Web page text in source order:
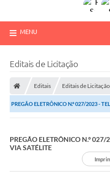
MENU
Editais de Licitação
Editais Editais de Licitação
PREGÃO ELETRÔNICO N.º 027/2023 -
PREGÃO ELETRÔNICO N.º
VIA SATÉLITE